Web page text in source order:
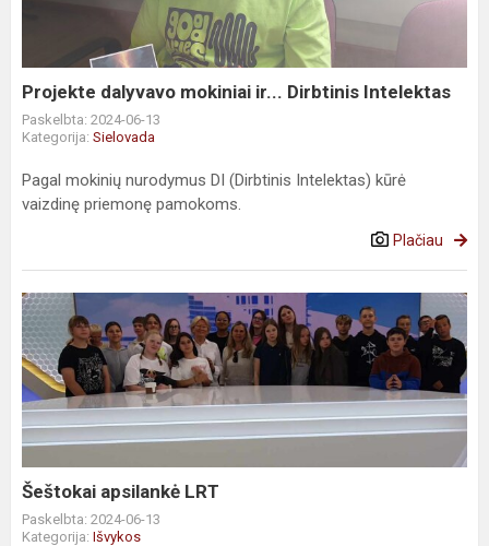
Projekte dalyvavo mokiniai ir... Dirbtinis Intelektas
Paskelbta: 2024-06-13
Kategorija: Sielovada
Pagal mokinių nurodymus DI (Dirbtinis Intelektas) kūrė
vaizdinę priemonę pamokoms.
Plačiau
Šeštokai
apsilankė
LRT
Šeštokai apsilankė LRT
Paskelbta: 2024-06-13
Kategorija: Išvykos